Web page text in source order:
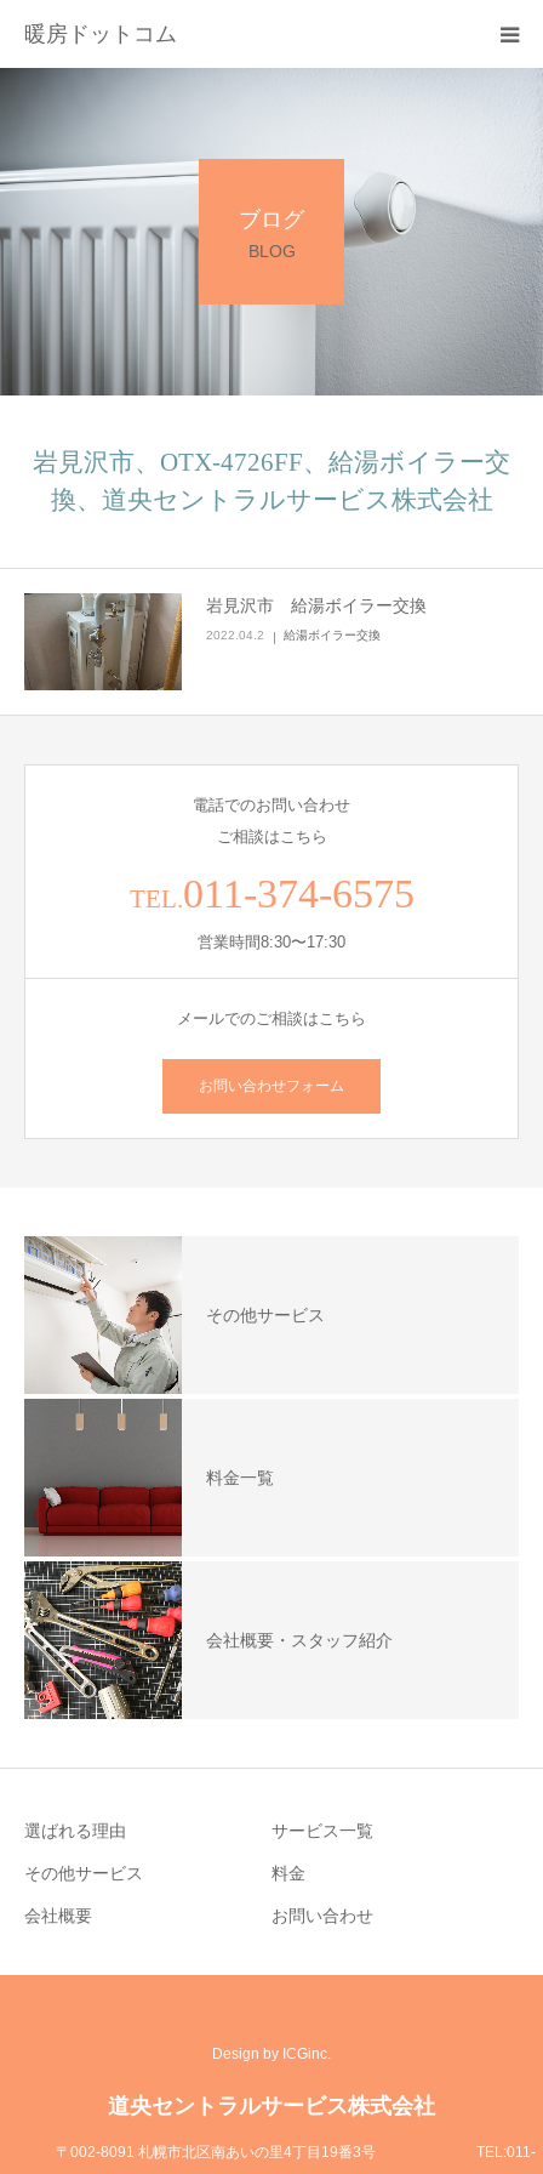
暖房ドットコム
ブログ
BLOG
岩見沢市、OTX-4726FF、給湯ボイラー交
換、道央セントラルサービス株式会社
岩見沢市 給湯ボイラー交換
2022.04.2 給湯ボイラー交換
電話でのお問い合わせ
ご相談はこちら
TEL.011-374-6575
営業時間8:30〜17:30
メールでのご相談はこちら
お問い合わせフォーム
その他サービス
料金一覧
会社概要・スタッフ紹介
選ばれる理由 サービス一覧
その他サービス 料金
会社概要 お問い合わせ
Design by ICGinc.
道央セントラルサービス株式会社
〒002-8091 札幌市北区南あいの里4丁目19番3号 TEL:011-
サービス一覧
その他サービス
お問い合わせ